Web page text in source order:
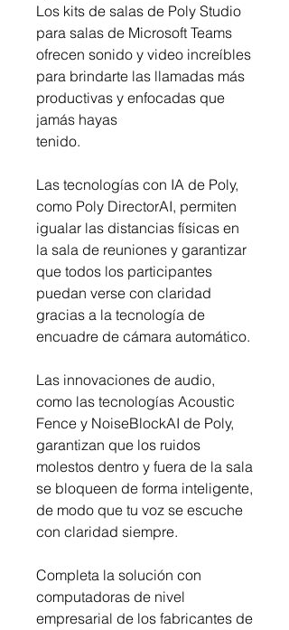
Los kits de salas de Poly Studio
para salas de Microsoft Teams
ofrecen sonido y video increíbles
para brindarte las llamadas más
productivas y enfocadas que
jamás hayas
tenido.
Las tecnologías con IA de Poly,
como Poly DirectorAI, permiten
igualar las distancias físicas en
la sala de reuniones y garantizar
que todos los participantes
puedan verse con claridad
gracias a la tecnología de
encuadre de cámara automático.
Las innovaciones de audio,
como las tecnologías Acoustic
Fence y NoiseBlockAI de Poly,
garantizan que los ruidos
molestos dentro y fuera de la sala
se bloqueen de forma inteligente,
de modo que tu voz se escuche
con claridad siempre.
Completa la solución con
computadoras de nivel
empresarial de los fabricantes de